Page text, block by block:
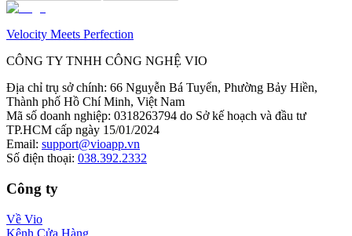
Velocity Meets Perfection
CÔNG TY TNHH CÔNG NGHỆ VIO
Địa chỉ trụ sở chính: 66 Nguyễn Bá Tuyển, Phường Bảy Hiền,
Thành phố Hồ Chí Minh, Việt Nam
Mã số doanh nghiệp: 0318263794 do Sở kế hoạch và đầu tư
TP.HCM cấp ngày 15/01/2024
Email: support@vioapp.vn
Số điện thoại: 038.392.2332
Công ty
Về Vio
Kênh Cửa Hàng